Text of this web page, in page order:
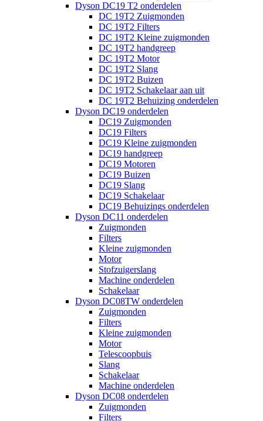
Dyson DC19 T2 onderdelen
DC 19T2 Zuigmonden
DC 19T2 Filters
DC 19T2 Kleine zuigmonden
DC 19T2 handgreep
DC 19T2 Motor
DC 19T2 Slang
DC 19T2 Buizen
DC 19T2 Schakelaar aan uit
DC 19T2 Behuizing onderdelen
Dyson DC19 onderdelen
DC19 Zuigmonden
DC19 Filters
DC19 Kleine zuigmonden
DC19 handgreep
DC19 Motoren
DC19 Buizen
DC19 Slang
DC19 Schakelaar
DC19 Behuizings onderdelen
Dyson DC11 onderdelen
Zuigmonden
Filters
Kleine zuigmonden
Motor
Stofzuigerslang
Machine onderdelen
Schakelaar
Dyson DC08TW onderdelen
Zuigmonden
Filters
Kleine zuigmonden
Motor
Telescoopbuis
Slang
Schakelaar
Machine onderdelen
Dyson DC08 onderdelen
Zuigmonden
Filters